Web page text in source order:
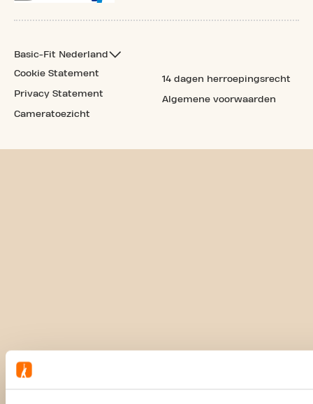
Basic-Fit Nederland
Cookie Statement
Privacy Statement
Cameratoezicht
14 dagen herroepingsrecht
Algemene voorwaarden